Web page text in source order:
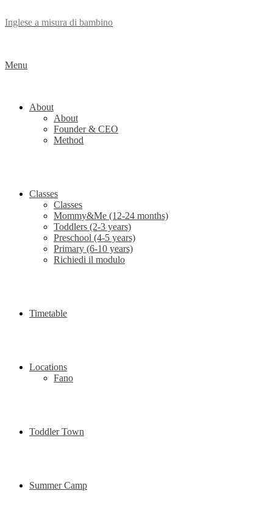
Inglese a misura di bambino
Menu
About
About
Founder & CEO
Method
Classes
Classes
Mommy&Me (12-24 months)
Toddlers (2-3 years)
Preschool (4-5 years)
Primary (6-10 years)
Richiedi il modulo
Timetable
Locations
Fano
Toddler Town
Summer Camp